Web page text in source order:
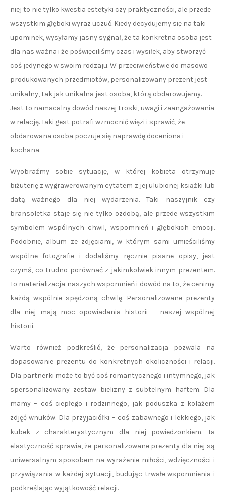
niej to nie tylko kwestia estetyki czy praktyczności, ale przede
wszystkim głęboki wyraz uczuć. Kiedy decydujemy się na taki
upominek, wysyłamy jasny sygnał, że ta konkretna osoba jest
dla nas ważna i że poświęciliśmy czas i wysiłek, aby stworzyć
coś jedynego w swoim rodzaju. W przeciwieństwie do masowo
produkowanych przedmiotów, personalizowany prezent jest
unikalny, tak jak unikalna jest osoba, którą obdarowujemy.
Jest to namacalny dowód naszej troski, uwagi i zaangażowania
w relację. Taki gest potrafi wzmocnić więzi i sprawić, że
obdarowana osoba poczuje się naprawdę doceniona i
kochana.
Wyobraźmy sobie sytuację, w której kobieta otrzymuje
biżuterię z wygrawerowanym cytatem z jej ulubionej książki lub
datą ważnego dla niej wydarzenia. Taki naszyjnik czy
bransoletka staje się nie tylko ozdobą, ale przede wszystkim
symbolem wspólnych chwil, wspomnień i głębokich emocji.
Podobnie, album ze zdjęciami, w którym sami umieściliśmy
wspólne fotografie i dodaliśmy ręcznie pisane opisy, jest
czymś, co trudno porównać z jakimkolwiek innym prezentem.
To materializacja naszych wspomnień i dowód na to, że cenimy
każdą wspólnie spędzoną chwilę. Personalizowane prezenty
dla niej mają moc opowiadania historii – naszej wspólnej
historii.
Warto również podkreślić, że personalizacja pozwala na
dopasowanie prezentu do konkretnych okoliczności i relacji.
Dla partnerki może to być coś romantycznego i intymnego, jak
spersonalizowany zestaw bielizny z subtelnym haftem. Dla
mamy – coś ciepłego i rodzinnego, jak poduszka z kolażem
zdjęć wnuków. Dla przyjaciółki – coś zabawnego i lekkiego, jak
kubek z charakterystycznym dla niej powiedzonkiem. Ta
elastyczność sprawia, że personalizowane prezenty dla niej są
uniwersalnym sposobem na wyrażenie miłości, wdzięczności i
przywiązania w każdej sytuacji, budując trwałe wspomnienia i
podkreślając wyjątkowość relacji.